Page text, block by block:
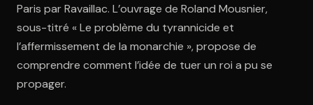
Paris par Ravaillac. L’ouvrage de Roland Mousnier,
sous-titré « Le problème du tyrannicide et
l’affermissement de la monarchie », propose de
comprendre comment l’idée de tuer un roi a pu se
propager.